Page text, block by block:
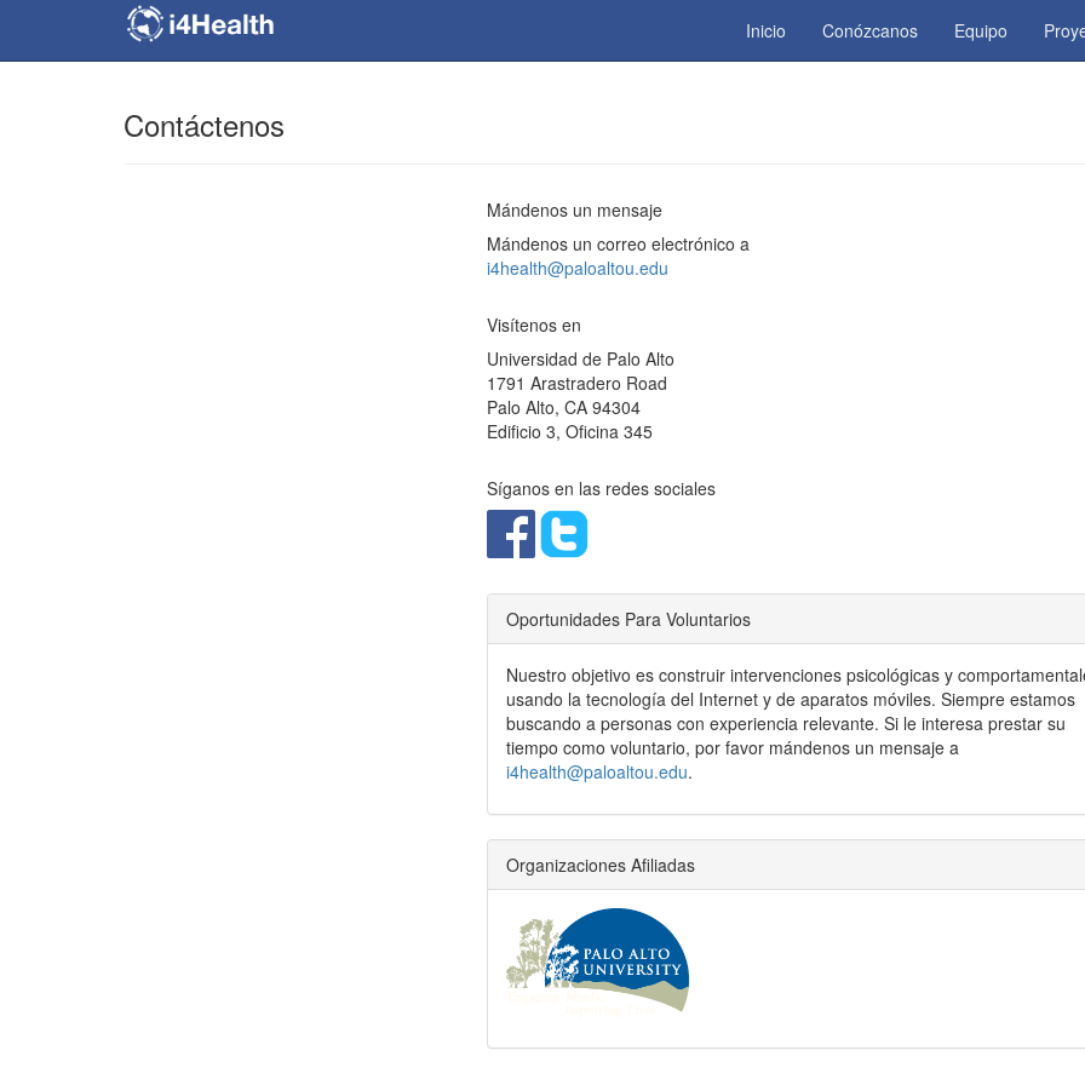
Inicio Conózcanos Equipo
Contáctenos
Mándenos un mensaje
Mándenos un correo electrónico a
i4health@paloaltou.edu
Visítenos en
Universidad de Palo Alto
1791 Arastradero Road
Palo Alto, CA 94304
Edificio 3, Oficina 345
Síganos en las redes sociales
Oportunidades Para Voluntarios
Nuestro objetivo es construir intervenciones psicológicas y
usando la tecnología del Internet y de aparatos móviles. Siempre estamos
buscando a personas con experiencia relevante. Si le interesa prestar su
tiempo como voluntario, por favor mándenos un mensaje a
i4health@paloaltou.edu.
Organizaciones Afiliadas